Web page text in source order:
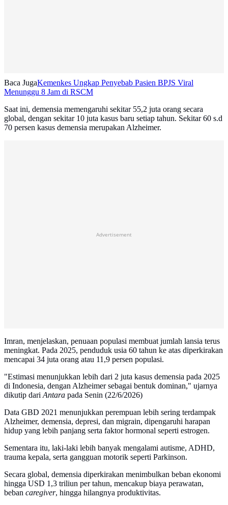
Baca JugaKemenkes Ungkap Penyebab Pasien BPJS Viral
Menunggu 8 Jam di RSCM
Saat ini, demensia memengaruhi sekitar 55,2 juta orang secara
global, dengan sekitar 10 juta kasus baru setiap tahun. Sekitar 60 s.d
70 persen kasus demensia merupakan Alzheimer.
Advertisement
Imran, menjelaskan, penuaan populasi membuat jumlah lansia terus
meningkat. Pada 2025, penduduk usia 60 tahun ke atas diperkirakan
mencapai 34 juta orang atau 11,9 persen populasi.
"Estimasi menunjukkan lebih dari 2 juta kasus demensia pada 2025
di Indonesia, dengan Alzheimer sebagai bentuk dominan," ujarnya
dikutip dariAntara pada Senin (22/6/2026)
Data GBD 2021 menunjukkan perempuan lebih sering terdampak
Alzheimer, demensia, depresi, dan migrain, dipengaruhi harapan
hidup yang lebih panjang serta faktor hormonal seperti estrogen.
Sementara itu, laki-laki lebih banyak mengalami autisme, ADHD,
trauma kepala, serta gangguan motorik seperti Parkinson.
Secara global, demensia diperkirakan menimbulkan beban ekonomi
hingga USD 1,3 triliun per tahun, mencakup biaya perawatan,
beban caregiver, hingga hilangnya produktivitas.